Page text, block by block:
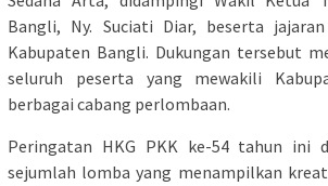
Bangli, Ny. Suciati Diar, beserta
Kabupaten Bangli. Dukungan tersebut
seluruh peserta yang mewakili
berbagai cabang perlombaan.
Peringatan HKG PKK ke-54 tahun ini
sejumlah lomba yang menampilkan